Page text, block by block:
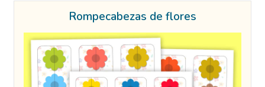
Rompecabezas de flores